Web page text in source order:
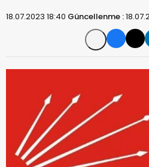
18.07.2023 18:40 Güncellenme :